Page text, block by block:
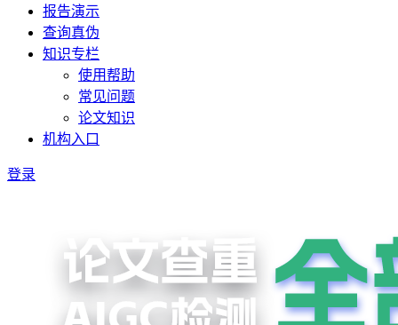
报告演示
查询真伪
知识专栏
使用帮助
常见问题
论文知识
机构入口
登录